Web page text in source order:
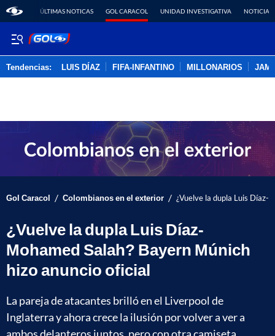
ÚLTIMAS NOTICAS GOL CARACOL UNIDAD INVESTIGATIVA NOTICIAS
Tendencias: LUIS DÍAZ FIFA-INFANTINO MILLONARIOS
Gol Caracol / Colombianos en el exterior / ¿Vuelve la dupla Luis Díaz-
¿Vuelve la dupla Luis Díaz-
Mohamed Salah? Bayern Múnich
hizo anuncio oficial
La pareja de atacantes brilló en el Liverpool de
Inglaterra y ahora crece la ilusión por volver a ver a
ambos delanteros juntos, pero con otra camiseta.